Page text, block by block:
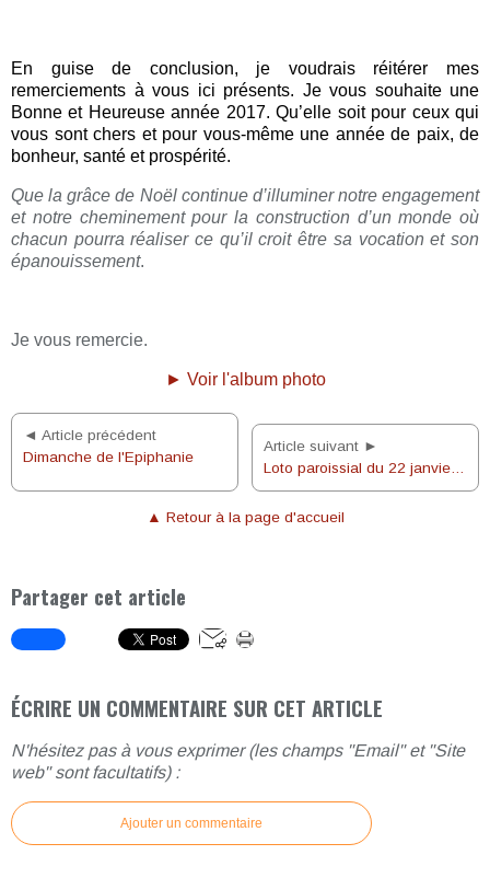
En guise de conclusion, je voudrais réitérer mes
remerciements à vous ici présents. Je vous souhaite une
Bonne et Heureuse année 2017. Qu’elle soit pour ceux qui
vous sont chers et pour vous-même une année de paix, de
bonheur, santé et prospérité.
Que la grâce de Noël continue d’illuminer notre engagement
et notre cheminement pour la construction d’un monde où
chacun pourra réaliser ce qu’il croit être sa vocation et son
épanouissement.
Je vous remercie.
► Voir l'album photo
◄ Article précédent
Dimanche de l'Epiphanie
Article suivant ►
Loto paroissial du 22 janvier 2017
▲ Retour à la page d'accueil
Partager cet article
ÉCRIRE UN COMMENTAIRE SUR CET ARTICLE
N'hésitez pas à vous exprimer (les champs "Email" et "Site
web" sont facultatifs) :
Ajouter un commentaire